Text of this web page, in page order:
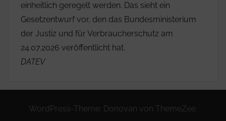
einheitlich geregelt werden. Das sieht ein
Gesetzentwurf vor, den das Bundesministerium
der Justiz und für Verbraucherschutz am
24.07.2026 veröffentlicht hat.
DATEV
WordPress-Theme: Donovan von ThemeZee.